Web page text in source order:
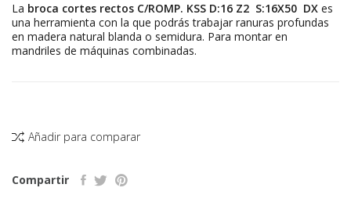
La broca cortes rectos C/ROMP. KSS D:16 Z2 S:16X50 DX es
una herramienta con la que podrás trabajar ranuras profundas
en madera natural blanda o semidura. Para montar en
mandriles de máquinas combinadas.
Añadir para comparar
Compartir